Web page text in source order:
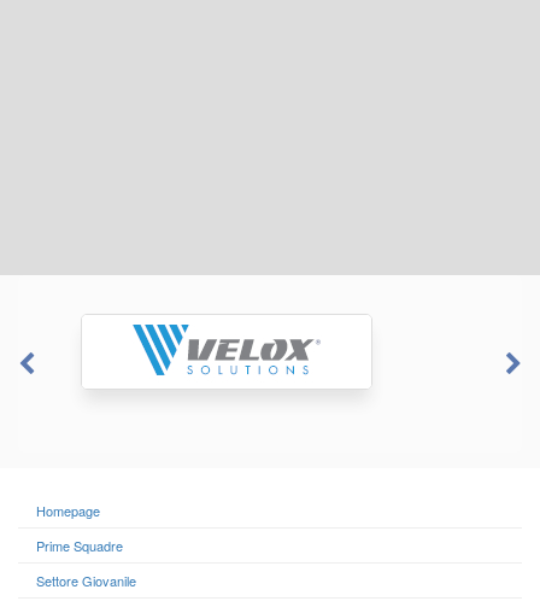
Homepage
Prime Squadre
Settore Giovanile